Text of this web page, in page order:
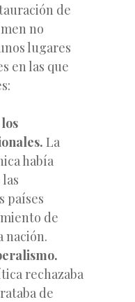
de
no
lugares
en las que
La
había
países
de
nación.
rechazaba
de